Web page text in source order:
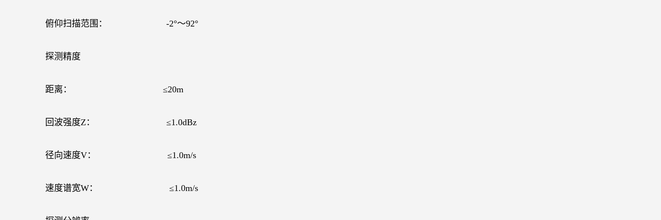
俯仰扫描范围： -2°～92°
探测精度
距离： ≤20m
回波强度Z ： ≤1.0dBz
径向速度V： ≤1.0m/s
速度谱宽W： ≤1.0m/s